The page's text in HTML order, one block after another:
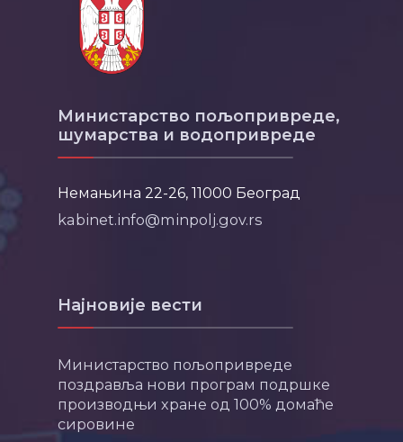
Министарство пољопривреде,
шумарства и водопривреде
Немањина 22-26, 11000 Београд
kabinet.info@minpolj.gov.rs
Најновије вести
Министарство пољопривреде
поздравља нови програм подршке
производњи хране од 100% домаће
сировине